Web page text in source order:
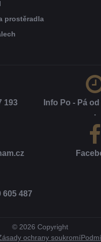
prostěradla
193
Info Po - Pá
.
605 487
© 2026 Copyright
ochrany soukromí